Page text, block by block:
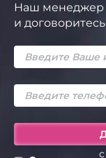
Наш менеджер
и